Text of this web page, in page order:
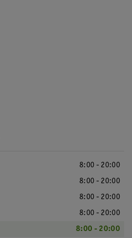
8:00 - 20:00
8:00 - 20:00
8:00 - 20:00
8:00 - 20:00
8:00 - 20:00